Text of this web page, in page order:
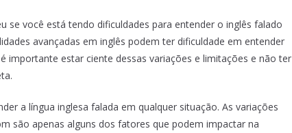
se você está tendo dificuldades para entender o inglês falado
avançadas em inglês podem ter dificuldade em entender
importante estar ciente dessas variações e limitações e não ter
a língua inglesa falada em qualquer situação. As variações
são apenas alguns dos fatores que podem impactar na